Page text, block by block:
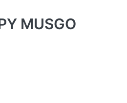
MUSGO